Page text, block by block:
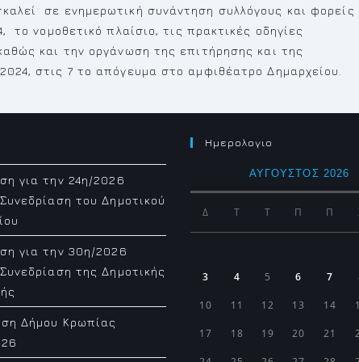
σε ενημερωτική συνάντηση συλλόγους και φορείς
το νομοθετικό πλαίσιο, τις πρακτικές οδηγίες
και την οργάνωση της επιτήρησης και της
στις 7 το απόγευμα στο αμφιθέατρο Δημαρχείου.
για την 24η/2026
του Δημοτικού
για την 30η/2026
της Δημοτικής
Δήμου Κρωπίας
Ημερολογιο
ΑΎΓΟΥΣΤΟΣ 2026
Δ Τ Τ Π Π
3 4 5 6 7
10 11 12 13 14
17 18 19 20 21